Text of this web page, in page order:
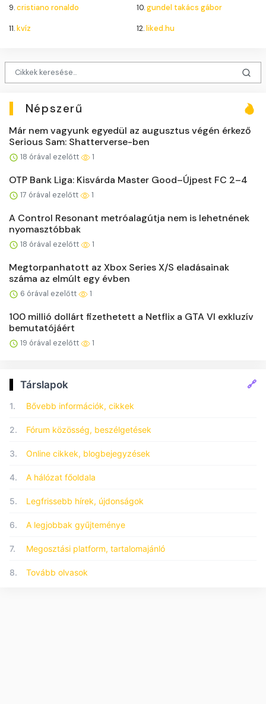
9.cristiano ronaldo 10.gundel takács gábor
11.kvíz 12.liked.hu
Népszerű
Már nem vagyunk egyedül az augusztus végén érkező
Serious Sam: Shatterverse-ben
18 órával ezelőtt 1
OTP Bank Liga: Kisvárda Master Good–Újpest FC 2–4
17 órával ezelőtt 1
A Control Resonant metróalagútja nem is lehetnének
nyomasztóbbak
18 órával ezelőtt 1
Megtorpanhatott az Xbox Series X/S eladásainak
száma az elmúlt egy évben
6 órával ezelőtt 1
100 millió dollárt fizethetett a Netflix a GTA VI exkluzív
bemutatójáért
19 órával ezelőtt 1
Társlapok 🔗
1. Bővebb információk, cikkek
2. Fórum közösség, beszélgetések
3. Online cikkek, blogbejegyzések
4. A hálózat főoldala
5. Legfrissebb hírek, újdonságok
6. A legjobbak gyűjteménye
7. Megosztási platform, tartalomajánló
8. Tovább olvasok